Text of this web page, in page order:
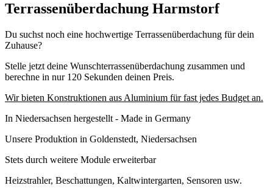
Terrassenüberdachung Harmstorf
Du suchst noch eine hochwertige Terrassenüberdachung für dein
Zuhause?
Stelle jetzt deine Wunschterrassenüberdachung zusammen und
berechne in nur 120 Sekunden deinen Preis.
Wir bieten Konstruktionen aus Aluminium für fast jedes Budget an.
In Niedersachsen hergestellt - Made in Germany
Unsere Produktion in Goldenstedt, Niedersachsen
Stets durch weitere Module erweiterbar
Heizstrahler, Beschattungen, Kaltwintergarten, Sensoren usw.